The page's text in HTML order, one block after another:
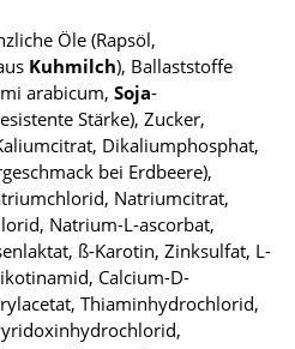
Öle (Rapsöl,
Kuhmilch), Ballaststoffe
arabicum, Soja-
Stärke), Zucker,
Dikaliumphosphat,
bei Erdbeere),
Natriumcitrat,
Natrium-L-ascorbat,
ß-Karotin, Zinksulfat, L-
Calcium-D-
Thiaminhydrochlorid,